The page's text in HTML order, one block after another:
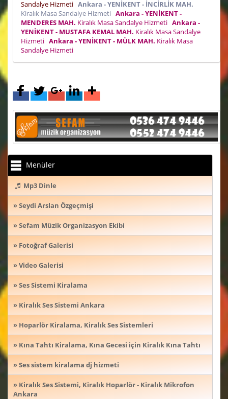
Sandalye Hizmeti Ankara - YENİKENT - İNCİRLİK MAH.
Kiralık Masa Sandalye Hizmeti Ankara - YENİKENT -
MENDERES MAH. Kiralık Masa Sandalye Hizmeti Ankara -
YENİKENT - MUSTAFA KEMAL MAH. Kiralık Masa Sandalye
Hizmeti Ankara - YENİKENT - MÜLK MAH. Kiralık Masa
Sandalye Hizmeti
Menüler
Mp3 Dinle
» Seydi Arslan Özgeçmişi
» Sefam Müzik Organizasyon Ekibi
» Fotoğraf Galerisi
» Video Galerisi
» Ses Sistemi Kiralama
» Kiralık Ses Sistemi Ankara
» Hoparlör Kiralama, Kiralık Ses Sistemleri
» Kına Tahtı Kiralama, Kına Gecesi için Kiralık Kına Tahtı
» Ses sistem kiralama dj hizmeti
» Kiralık Ses Sistemi, Kiralık Hoparlör - Kiralık Mikrofon
Ankara